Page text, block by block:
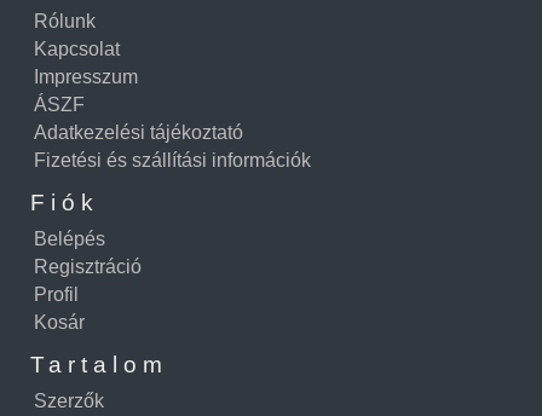
Rólunk
Kapcsolat
Impresszum
ÁSZF
Adatkezelési tájékoztató
Fizetési és szállítási információk
Fiók
Belépés
Regisztráció
Profil
Kosár
Tartalom
Szerzők